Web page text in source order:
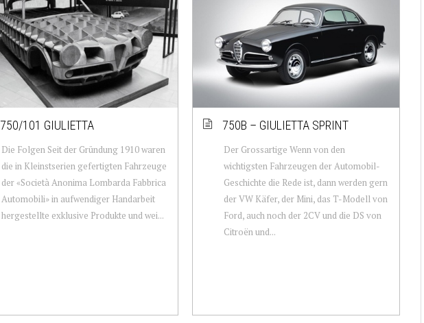
750/101 GIULIETTA
Die Folgen Seit der Gründung 1910 waren
die in Kleinstserien gefertigten Fahrzeuge
der «Società Anonima Lombarda Fabbrica
Automobili» in aufwendiger Handarbeit
hergestellte exklusive Produkte und wei...
750B – GIULIETTA SPRINT
Der Grossartige Wenn von den
wichtigsten Fahrzeugen der Automobil-
Geschichte die Rede ist, dann werden gern
der VW Käfer, der Mini, das T-Modell von
Ford, auch noch der 2CV und die DS von
Citroën und...